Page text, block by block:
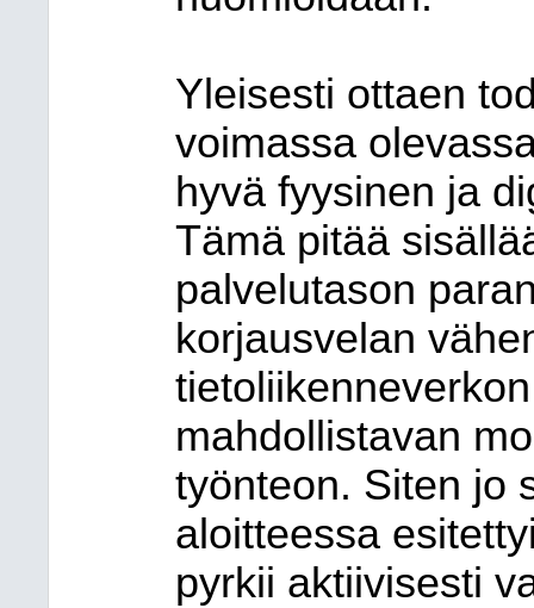
Yleisesti ottaen
voimassa
hyvä fyysinen ja
Tämä pitää
palvelutason
korjausvelan
mahdollistavan
työnteon. Siten jo
aloitteessa
pyrkii aktiivisesti